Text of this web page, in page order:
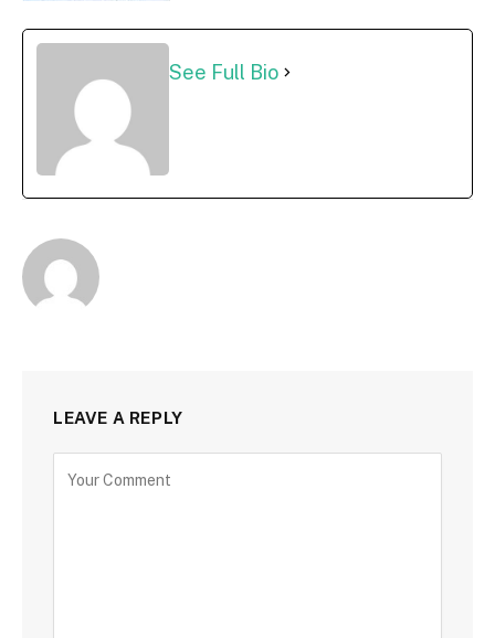
See Full Bio
LEAVE A REPLY